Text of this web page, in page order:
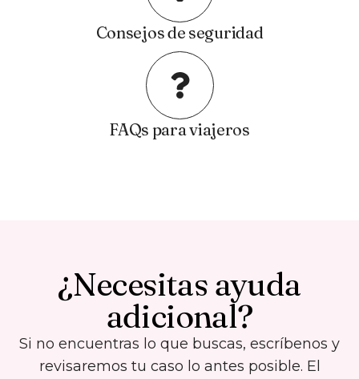
Consejos de seguridad
FAQs para viajeros
¿Necesitas ayuda
adicional?
Si no encuentras lo que buscas, escríbenos y
revisaremos tu caso lo antes posible. El